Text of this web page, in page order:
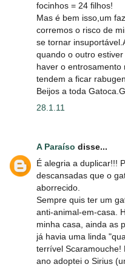
focinhos = 24 filhos!
Mas é bem isso,um
corremos o risco de
se tornar
quando o outro
haver o entrosamento
tendem a ficar
Beijos a toda
28.1.11
A Paraíso disse...
É alegria a duplicar!!!
descansadas que o
aborrecido.
Sempre quis ter um
anti-animal-em-casa.
minha casa, ainda as
já havia uma linda
terrível Scaramouche!
ano adoptei o Sirius